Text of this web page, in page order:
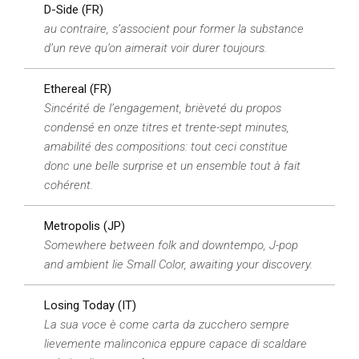
D-Side (FR)
au contraire, s’associent pour former la substance
d’un reve qu’on aimerait voir durer toujours.
Ethereal (FR)
Sincérité de l’engagement, brièveté du propos
condensé en onze titres et trente-sept minutes,
amabilité des compositions: tout ceci constitue
donc une belle surprise et un ensemble tout à fait
cohérent.
Metropolis (JP)
Somewhere between folk and downtempo, J-pop
and ambient lie Small Color, awaiting your discovery.
Losing Today (IT)
La sua voce è come carta da zucchero sempre
lievemente malinconica eppure capace di scaldare